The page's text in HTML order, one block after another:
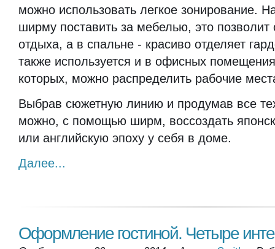
можно использовать легкое зонирование.
ширму поставить за мебелью, это позволит
отдыха, а в спальне - красиво отделяет
также используется и в офисных
которых, можно распределить рабочие
Выбрав сюжетную линию и продумав все
можно, с помощью ширм, воссоздать
или английскую эпоху у себя в доме.
Далее...
Оформление гостиной. Четыре